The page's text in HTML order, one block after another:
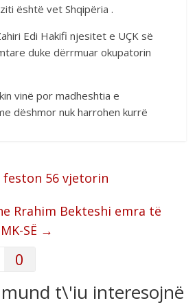
është vet Shqipëria .
Edi Hakifi njesitet e UÇK së
duke dërrmuar okupatorin
vinë por madheshtia e
dëshmor nuk harrohen kurrë
feston 56 vjetorin
Rrahim Bekteshi emra të
SË →
0
t\'iu interesojnë